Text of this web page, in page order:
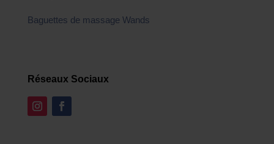
Baguettes de massage Wands
Réseaux Sociaux